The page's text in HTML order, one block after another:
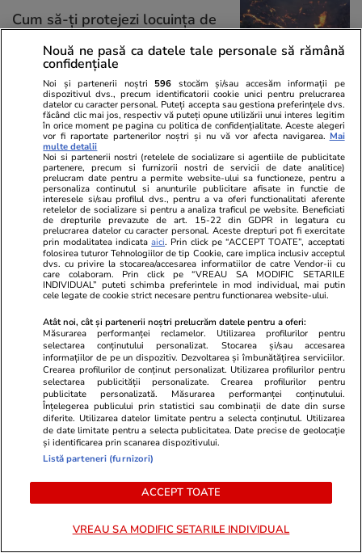
Cum să-ți protejezi locuința de
incendiile de vegetație
Lifestyle 29 iul.
De ce să nu arunci semințele de
la pepenele roșu – ce beneficii
Lifestyle 15 iul.
Ce este colostrul și la ce ajută
Lifestyle
De ce gheața plutește pe apă
Nouă ne pasă ca datele tale personale să rămână
confidențiale
Noi și partenerii noștri 596 stocăm și/sau accesăm informații pe
dispozitivul dvs., precum identificatorii cookie unici pentru prelucrarea
datelor cu caracter personal. Puteți accepta sau gestiona preferințele dvs.
făcând clic mai jos, respectiv vă puteți opune utilizării unui interes legitim
în orice moment pe pagina cu politica de confidențialitate. Aceste alegeri
vor fi raportate partenerilor noștri și nu vă vor afecta navigarea. Mai
multe detalii
Noi si partenerii nostri (retelele de socializare si agentiile de publicitate
partenere, precum si furnizorii nostri de servicii de date analitice)
prelucram date pentru a permite website-ului sa functioneze, pentru a
personaliza continutul si anunturile publicitare afisate in functie de
interesele si/sau profilul dvs., pentru a va oferi functionalitati aferente
retelelor de socializare si pentru a analiza traficul pe website. Beneficiati
de drepturile prevazute de art. 15-22 din GDPR in legatura cu
prelucrarea datelor cu caracter personal. Aceste drepturi pot fi exercitate
prin modalitatea indicataaici. Prin click pe “ACCEPT TOATE”, acceptati
folosirea tuturor Tehnologiilor de tip Cookie, care implica inclusiv acceptul
dvs. cu privire la stocarea/accesarea informatiilor de catre Vendor-ii cu
care colaboram. Prin click pe “VREAU SA MODIFIC SETARILE
INDIVIDUAL” puteti schimba preferintele in mod individual, mai putin
cele legate de cookie strict necesare pentru functionarea website-ului.
Atât noi, cât și partenerii noștri prelucrăm datele pentru a oferi:
Măsurarea performanței reclamelor. Utilizarea profilurilor pentru
selectarea conținutului personalizat. Stocarea și/sau accesarea
informațiilor de pe un dispozitiv. Dezvoltarea și îmbunătățirea serviciilor.
Crearea profilurilor de conținut personalizat. Utilizarea profilurilor pentru
selectarea publicității personalizate. Crearea profilurilor pentru
publicitate personalizată. Măsurarea performanței conținutului.
Înțelegerea publicului prin statistici sau combinații de date din surse
diferite. Utilizarea datelor limitate pentru a selecta conținutul. Utilizarea
de date limitate pentru a selecta publicitatea. Date precise de geolocație
și identificarea prin scanarea dispozitivului.
Listă parteneri (furnizori)
ACCEPT TOATE
VREAU SA MODIFIC SETARILE INDIVIDUAL